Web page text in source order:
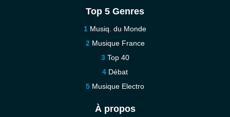
Top 5 Genres
Musiq. du Monde
Musique France
Top 40
Débat
Musique Electro
À propos